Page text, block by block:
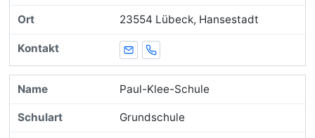
23554 Lübeck, Hansestadt
E-MailTelefon
Paul-Klee-Schule
Grundschule